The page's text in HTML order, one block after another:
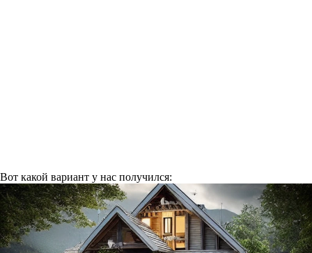
Вот какой вариант у нас получился: